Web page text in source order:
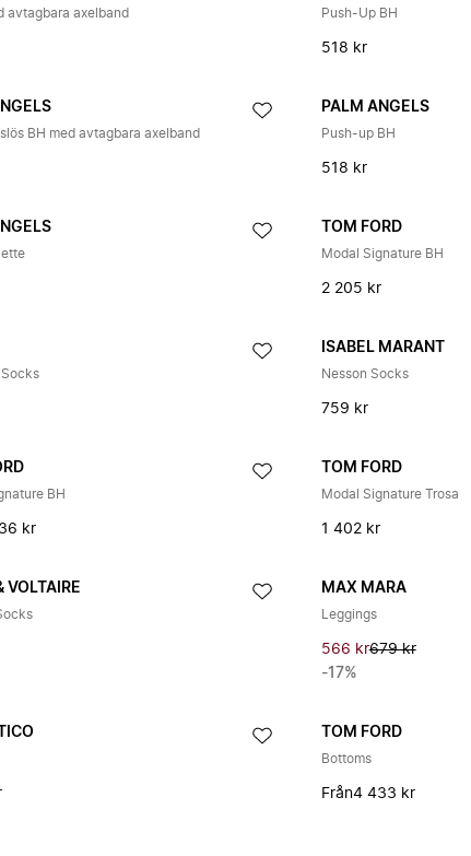
avtagbara axelband Push-Up BH
518 kr
BH med avtagbara axelband
PALM ANGELS
Push-up BH
518 kr
TOM FORD
Modal Signature BH
2 205 kr
Socks
ISABEL MARANT
Nesson Socks
759 kr
BH
kr
TOM FORD
Modal Signature Trosa
1 402 kr
VOLTAIRE MAX MARA
Leggings
566 kr679 kr
-17%
TOM FORD
Bottoms
Från4 433 kr